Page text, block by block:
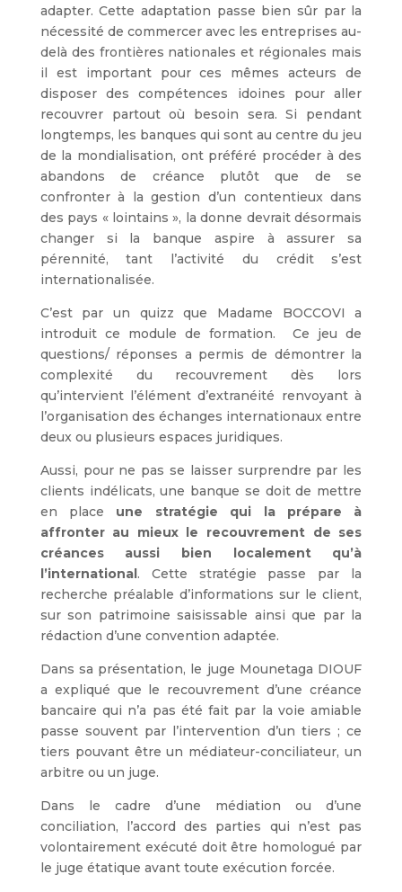
adapter. Cette adaptation passe bien sûr par la
nécessité de commercer avec les entreprises au-
delà des frontières nationales et régionales mais
il est important pour ces mêmes acteurs de
disposer des compétences idoines pour aller
recouvrer partout où besoin sera. Si pendant
longtemps, les banques qui sont au centre du jeu
de la mondialisation, ont préféré procéder à des
abandons de créance plutôt que de se
confronter à la gestion d’un contentieux dans
des pays « lointains », la donne devrait désormais
changer si la banque aspire à assurer sa
pérennité, tant l’activité du crédit s’est
internationalisée.
C’est par un quizz que Madame BOCCOVI a
introduit ce module de formation. Ce jeu de
questions/ réponses a permis de démontrer la
complexité du recouvrement dès lors
qu’intervient l’élément d’extranéité renvoyant à
l’organisation des échanges internationaux entre
deux ou plusieurs espaces juridiques.
Aussi, pour ne pas se laisser surprendre par les
clients indélicats, une banque se doit de mettre
en place une stratégie qui la prépare à
affronter au mieux le recouvrement de ses
créances aussi bien localement qu’à
l’international. Cette stratégie passe par la
recherche préalable d’informations sur le client,
sur son patrimoine saisissable ainsi que par la
rédaction d’une convention adaptée.
Dans sa présentation, le juge Mounetaga DIOUF
a expliqué que le recouvrement d’une créance
bancaire qui n’a pas été fait par la voie amiable
passe souvent par l’intervention d’un tiers ; ce
tiers pouvant être un médiateur-conciliateur, un
arbitre ou un juge.
Dans le cadre d’une médiation ou d’une
conciliation, l’accord des parties qui n’est pas
volontairement exécuté doit être homologué par
le juge étatique avant toute exécution forcée.